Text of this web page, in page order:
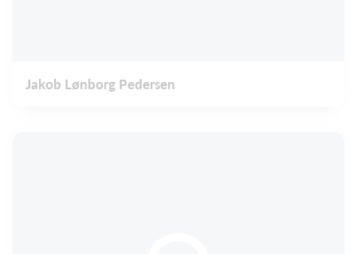
Jakob Lønborg Pedersen